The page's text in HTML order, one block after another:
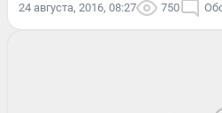
24 августа, 2016, 08:27 750